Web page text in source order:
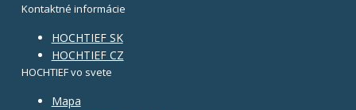
Kontaktné informácie
HOCHTIEF SK
HOCHTIEF CZ
HOCHTIEF vo svete
Mapa